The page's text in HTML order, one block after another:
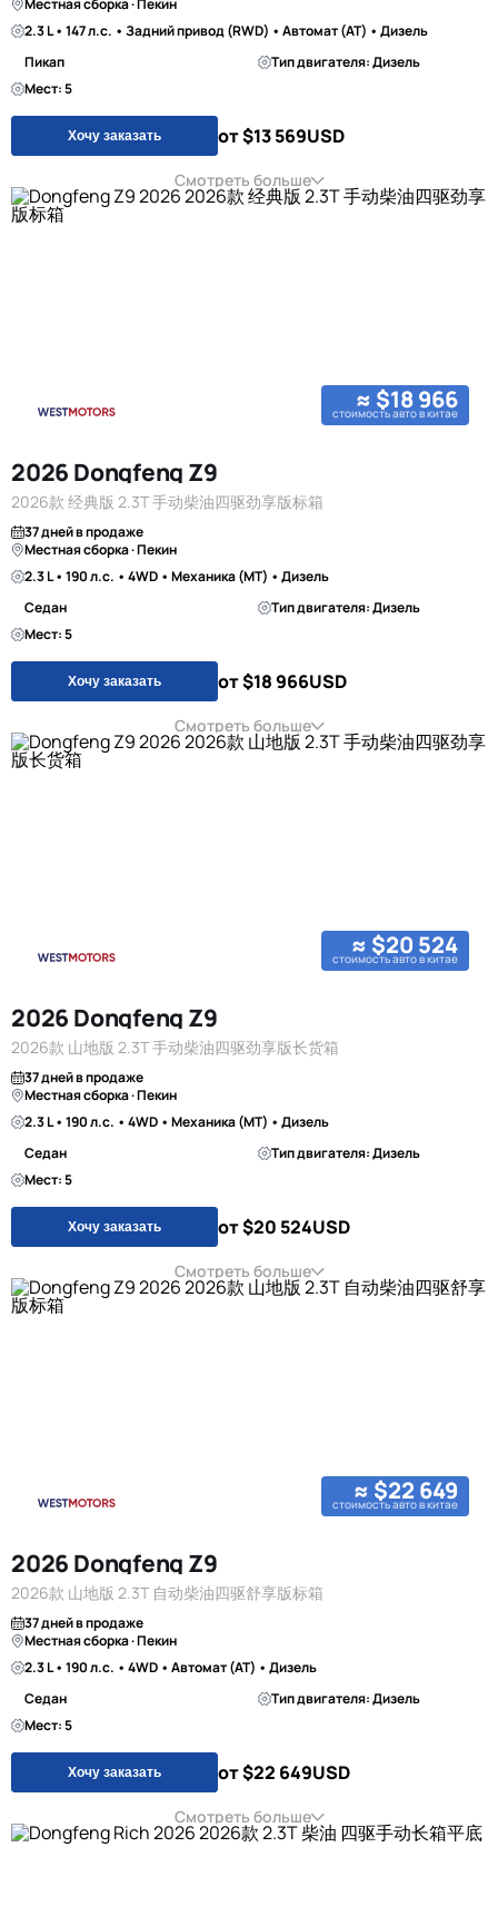
Местная сборка · Пекин
2.3 L • 147 л.с. • Задний привод (RWD) • Автомат (AT) • Дизель
Пикап
Тип двигателя: Дизель
Мест: 5
Хочу заказать от $13 569USD
Смотреть больше
≈ $18 966
стоимость авто в китае
2026 Dongfeng Z9
2026款 经典版 2.3T 手动柴油四驱劲享版标箱
37 дней в продаже
Местная сборка · Пекин
2.3 L • 190 л.с. • 4WD • Механика (MT) • Дизель
Седан
Тип двигателя: Дизель
Мест: 5
Хочу заказать от $18 966USD
Смотреть больше
≈ $20 524
стоимость авто в китае
2026 Dongfeng Z9
2026款 山地版 2.3T 手动柴油四驱劲享版长货箱
37 дней в продаже
Местная сборка · Пекин
2.3 L • 190 л.с. • 4WD • Механика (MT) • Дизель
Седан
Тип двигателя: Дизель
Мест: 5
Хочу заказать от $20 524USD
Смотреть больше
≈ $22 649
стоимость авто в китае
2026 Dongfeng Z9
2026款 山地版 2.3T 自动柴油四驱舒享版标箱
37 дней в продаже
Местная сборка · Пекин
2.3 L • 190 л.с. • 4WD • Автомат (AT) • Дизель
Седан
Тип двигателя: Дизель
Мест: 5
Хочу заказать от $22 649USD
Смотреть больше